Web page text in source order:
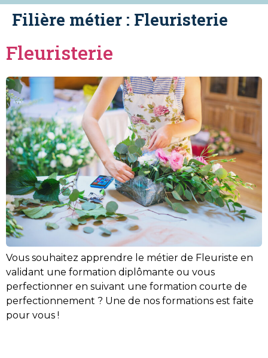
Filière métier : Fleuristerie
Fleuristerie
Vous souhaitez apprendre le métier de Fleuriste en
validant une formation diplômante ou vous
perfectionner en suivant une formation courte de
perfectionnement ? Une de nos formations est faite
pour vous !